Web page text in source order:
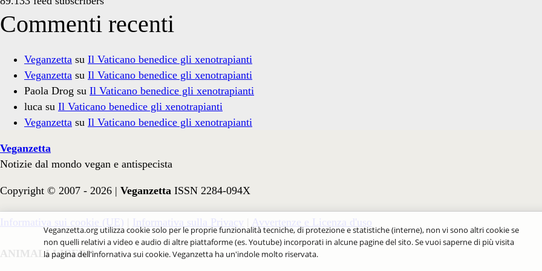
Commenti recenti
Veganzetta su Il Vaticano benedice gli xenotrapianti
Veganzetta su Il Vaticano benedice gli xenotrapianti
Paola Drog su Il Vaticano benedice gli xenotrapianti
luca su Il Vaticano benedice gli xenotrapianti
Veganzetta su Il Vaticano benedice gli xenotrapianti
Veganzetta
Notizie dal mondo vegan e antispecista
Copyright © 2007 - 2026 | Veganzetta ISSN 2284-094X
Informativa sui cookie (UE) Informativa sulla Privacy Avvertenze e Licenza d'uso
ANIMALI LIBERI!
Veganzetta.org utilizza cookie solo per le proprie funzionalità tecniche, di protezione e statistiche (interne), non vi sono altri cookie se
non quelli relativi a video e audio di altre piattaforme (es. Youtube) incorporati in alcune pagine del sito. Se vuoi saperne di più visita
la pagina dell'infornativa sui cookie. Veganzetta ha un'indole molto riservata.